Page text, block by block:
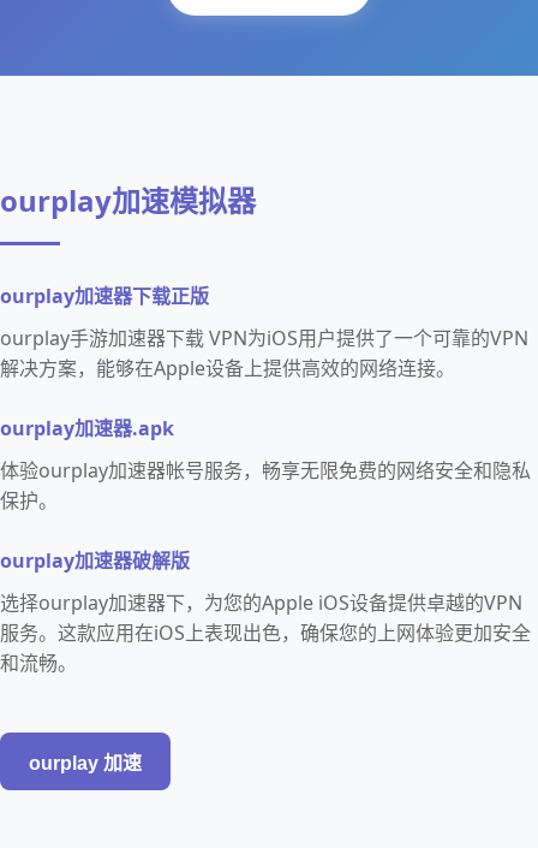
ourplay加速模拟器
ourplay加速器下载正版
ourplay手游加速器下载 VPN为iOS用户提供了一个可靠的VPN
解决方案，能够在Apple设备上提供高效的网络连接。
ourplay加速器.apk
体验ourplay加速器帐号服务，畅享无限免费的网络安全和隐私
保护。
ourplay加速器破解版
选择ourplay加速器下，为您的Apple iOS设备提供卓越的VPN
服务。这款应用在iOS上表现出色，确保您的上网体验更加安全
和流畅。
ourplay 加速